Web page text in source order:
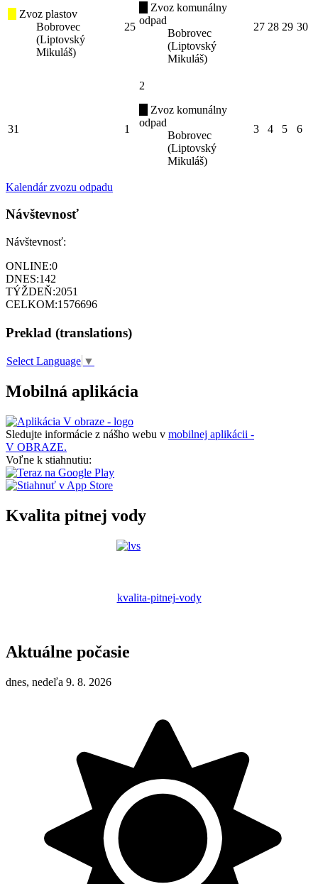
Zvoz plastov
Bobrovec
(Liptovský
Mikuláš)
25
Zvoz komunálny
odpad
Bobrovec
(Liptovský
Mikuláš)
27 28 29 30
31 1
2
Zvoz komunálny
odpad
Bobrovec
(Liptovský
Mikuláš)
3 4 5 6
Kalendár zvozu odpadu
Návštevnosť
Návštevnosť:
ONLINE:0
DNES:142
TÝŽDEŇ:2051
CELKOM:1576696
Preklad (translations)
Select Language ▼
Mobilná aplikácia
Sledujte informácie z nášho webu v mobilnej aplikácii -
V OBRAZE.
Voľne k stiahnutiu:
Kvalita pitnej vody
kvalita-pitnej-vody
Aktuálne počasie
dnes, nedeľa 9. 8. 2026